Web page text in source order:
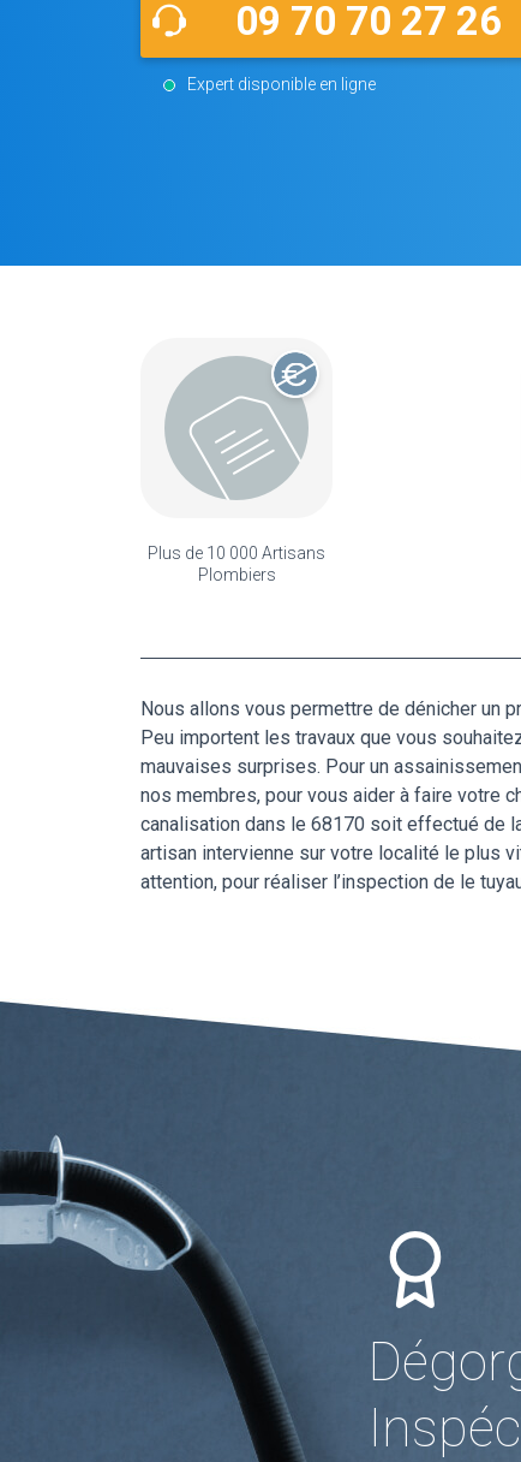
09 70 70 27 26
Expert disponible en ligne
Plus de 10 000 Artisans
Plombiers
Nous allons vous permettre de dénicher un
Peu importent les travaux que vous
mauvaises surprises. Pour un
nos membres, pour vous aider à faire votre
canalisation dans le 68170 soit effectué de
artisan intervienne sur votre localité le plus
attention, pour réaliser l’inspection de le